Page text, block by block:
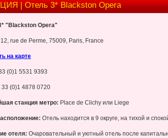
| Отель 3* Blackston Opera
"Blackston Opera"
12, rue de Perme, 75009, Paris, France
на карте
(0)1 5531 9393
33 (0)1 4878 0720
станция метро: Place de Clichy или Liege
Отель находится в 9 округе, на тихой и
отеля: Очаровательный и уютный отель после